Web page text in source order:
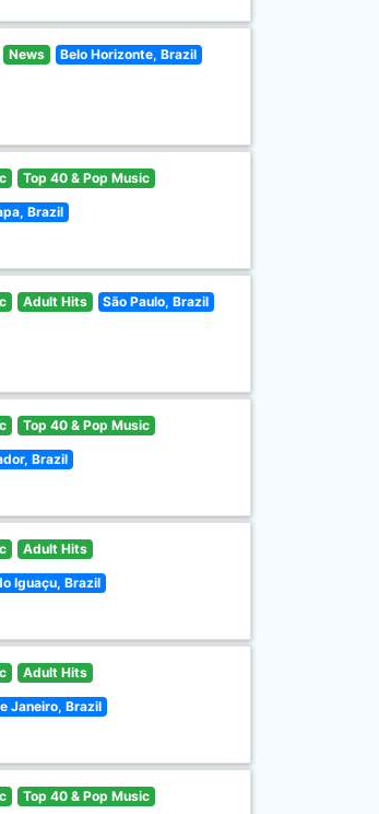
News Belo Horizonte, Brazil
Top 40 & Pop Music
Brazil
Adult Hits São Paulo, Brazil
Top 40 & Pop Music
Brazil
Adult Hits
Iguaçu, Brazil
Adult Hits
Janeiro, Brazil
Top 40 & Pop Music